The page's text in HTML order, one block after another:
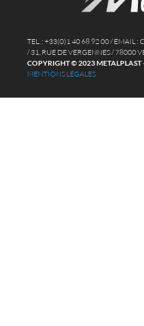
TEL. : +33(0)1 40 68 92 00 / EMAIL :
/ 31, RUE DE VERGENNES / 78000
COPYRIGHT © 2023 METALPLAST
MENTIONS LÉGALES